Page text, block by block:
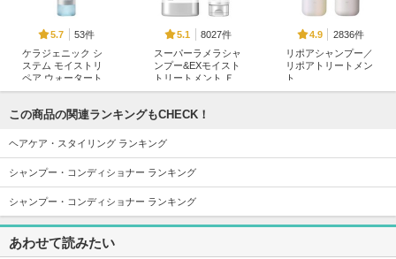
5.7
53件
ケラジェニック シ
ステム モイストリ
ペア ウォータート
リートメント
KERAGENIC
5.1
8027件
スーパーラメラシャ
ンプー&EXモイスト
トリートメント Ｆ
ＯＲ ＤＡＩＬＹ Ｄ
THE ANSWER
4.9
2836件
リポアシャンプー／
リポアトリートメン
ト
ユニプレックス ボ
この商品の関連ランキングもCHECK！
ヘアケア・スタイリング ランキング
シャンプー・コンディショナー ランキング
シャンプー・コンディショナー ランキング
あわせて読みたい